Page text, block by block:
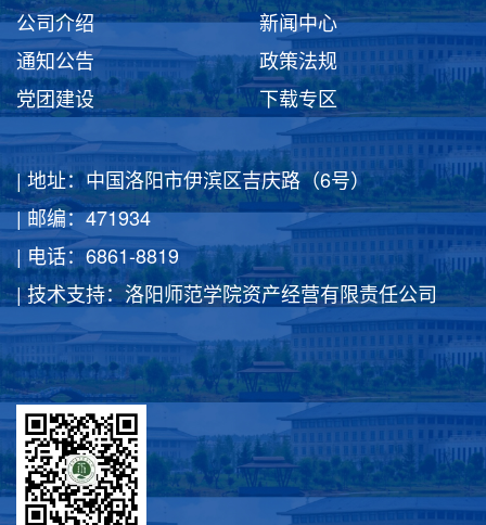
公司介绍
通知公告
党团建设
新闻中心
政策法规
下载专区
| 地址：中国洛阳市伊滨区吉庆路（6号）
| 邮编：471934
| 电话：6861-8819
| 技术支持：洛阳师范学院资产经营有限责任公司